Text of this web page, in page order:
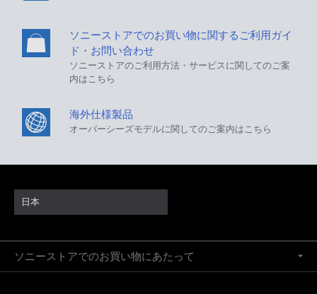
ソニーストアでのお買い物に関するご利用ガイ
ド・お問い合わせ
ソニーストアのご利用方法・サービスに関してのご案
内はこちら
海外仕様製品
オーバーシーズモデルに関してのご案内はこちら
日本
ソニーストアでのお買い物にあたって